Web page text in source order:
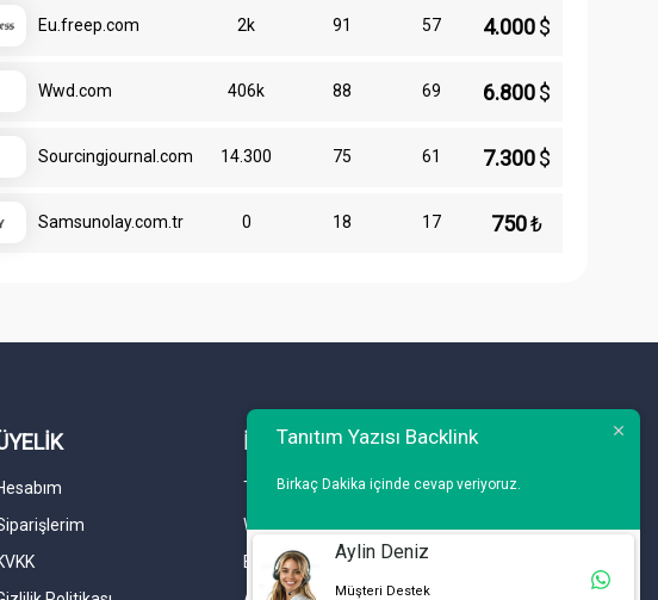
Eu.freep.com 2k 91 57 4.000$
Wwd.com 406k 88 69 6.800$
Sourcingjournal.com 14.300 75 61 7.300$
Samsunolay.com.tr 0 18 17 750₺
İLETİŞİM
Telefon : 0 212 461 75 87
WhatsApp : 0 212 461 75 87
E-mail :info@tanitimyazisi.com.tr
Tanıtım Yazısı Backlink
Birkaç Dakika içinde cevap veriyoruz.
Aylin Deniz
Müşteri Destek